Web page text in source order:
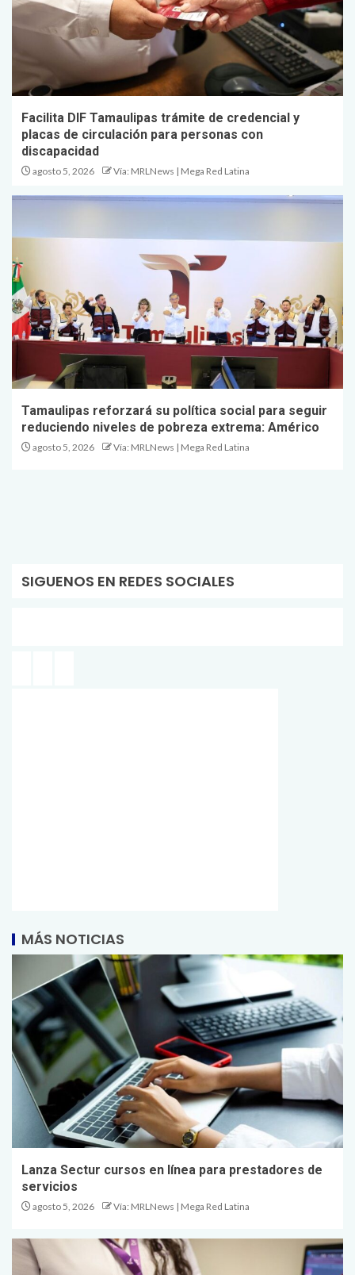
Facilita DIF Tamaulipas trámite de credencial y
placas de circulación para personas con
discapacidad
agosto 5, 2026 Vía: MRLNews | Mega Red Latina
Tamaulipas reforzará su política social para seguir
reduciendo niveles de pobreza extrema: Américo
agosto 5, 2026 Vía: MRLNews | Mega Red Latina
SIGUENOS EN REDES SOCIALES
MÁS NOTICIAS
Lanza Sectur cursos en línea para prestadores de
servicios
agosto 5, 2026 Vía: MRLNews | Mega Red Latina